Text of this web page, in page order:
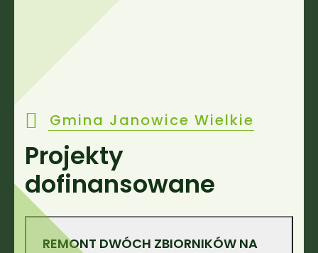
Gmina Janowice Wielkie
Projekty
dofinansowane
REMONT DWÓCH ZBIORNIKÓW NA